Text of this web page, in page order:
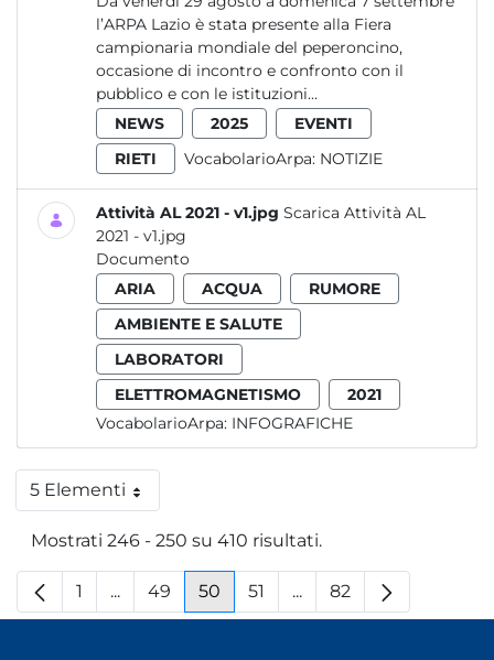
l’ARPA Lazio è stata presente alla Fiera
campionaria mondiale del peperoncino,
occasione di incontro e confronto con il
pubblico e con le istituzioni...
NEWS
2025
EVENTI
RIETI
VocabolarioArpa: NOTIZIE
Attività AL 2021 - v1.jpg Scarica Attività AL
2021 - v1.jpg
Documento
ARIA
ACQUA
RUMORE
AMBIENTE E SALUTE
LABORATORI
ELETTROMAGNETISMO
2021
VocabolarioArpa: INFOGRAFICHE
5 ElementiPer pagina
Mostrati 246 - 250 su 410 risultati.
Pagina
1 ...Pagine intermedie
Pagina
49 Pagina
50 Pagina
51 ...Pagine intermedie
Pagina
82